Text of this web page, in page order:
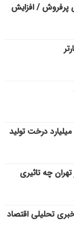
پرفروش / افزایش
درخت تولید
چه تاثیری
تحلیلی اقتصاد